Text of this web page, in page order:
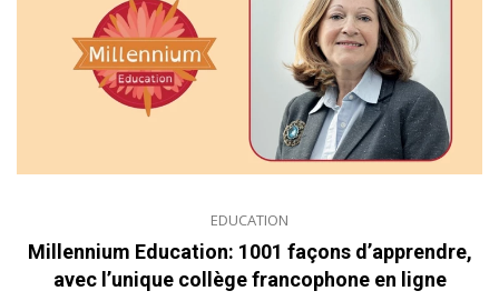
EDUCATION
Millennium Education: 1001 façons d’apprendre,
avec l’unique collège francophone en ligne